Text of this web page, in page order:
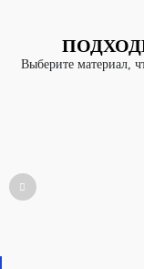
Выберите материал,